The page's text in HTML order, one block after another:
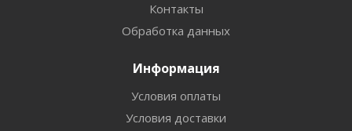
Контакты
Обработка данных
Информация
Условия оплаты
Условия доставки